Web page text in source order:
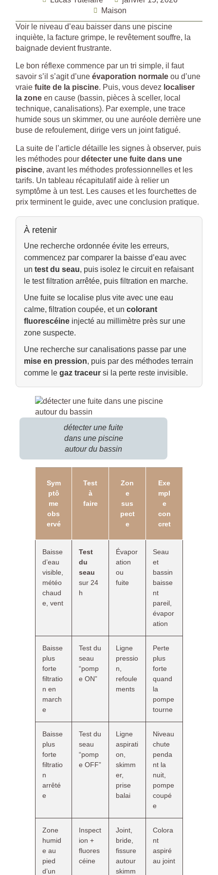
Maison
Voir le niveau d’eau baisser dans une piscine
inquiète, la facture grimpe, le revêtement souffre, la
baignade devient frustrante.
Le bon réflexe commence par un tri simple, il faut
savoir s’il s’agit d’une évaporation normale ou d’une
vraie fuite de la piscine. Puis, vous devez localiser
la zone en cause (bassin, pièces à sceller, local
technique, canalisations). Par exemple, une trace
humide sous un skimmer, ou une auréole derrière une
buse de refoulement, dirige vers un joint fatigué.
La suite de l’article détaille les signes à observer, puis
les méthodes pour détecter une fuite dans une
piscine, avant les méthodes professionnelles et les
tarifs. Un tableau récapitulatif aide à relier un
symptôme à un test. Les causes et les fourchettes de
prix terminent le guide, avec une conclusion pratique.
À retenir
Une recherche ordonnée évite les erreurs,
commencez par comparer la baisse d’eau avec
un test du seau, puis isolez le circuit en refaisant
le test filtration arrêtée, puis filtration en marche.
Une fuite se localise plus vite avec une eau
calme, filtration coupée, et un colorant
fluorescéine injecté au millimètre près sur une
zone suspecte.
Une recherche sur canalisations passe par une
mise en pression, puis par des méthodes terrain
comme le gaz traceur si la perte reste invisible.
détecter une fuite
dans une piscine
autour du bassin
Sym
ptô
me
obs
ervé
Test
à
faire
Zon
e
sus
pect
e
Exe
mpl
e
con
cret
Baisse
d’eau
visible,
météo
chaud
e, vent
Test
du
seau
sur 24
h
Évapor
ation
ou
fuite
Seau
et
bassin
baisse
nt
pareil,
évapor
ation
Baisse
plus
forte
filtratio
n en
march
e
Test du
seau
“pomp
e ON”
Ligne
pressio
n,
refoule
ments
Perte
plus
forte
quand
la
pompe
tourne
Baisse
plus
forte
filtratio
n
arrêté
e
Test du
seau
“pomp
e OFF”
Ligne
aspirati
on,
skimm
er,
prise
balai
Niveau
chute
penda
nt la
nuit,
pompe
coupé
e
Zone
humid
e au
pied
d’un
Inspect
ion +
fluores
céine
Joint,
bride,
fissure
autour
skimm
Colora
nt
aspiré
au joint